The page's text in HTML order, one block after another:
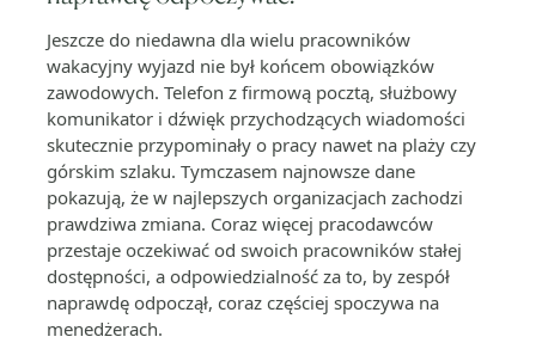
Jeszcze do niedawna dla wielu pracowników
wakacyjny wyjazd nie był końcem obowiązków
zawodowych. Telefon z firmową pocztą, służbowy
komunikator i dźwięk przychodzących wiadomości
skutecznie przypominały o pracy nawet na plaży czy
górskim szlaku. Tymczasem najnowsze dane
pokazują, że w najlepszych organizacjach zachodzi
prawdziwa zmiana. Coraz więcej pracodawców
przestaje oczekiwać od swoich pracowników stałej
dostępności, a odpowiedzialność za to, by zespół
naprawdę odpoczął, coraz częściej spoczywa na
menedżerach.